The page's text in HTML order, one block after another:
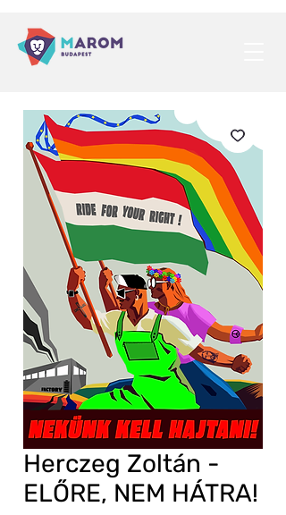
Herczeg Zoltán -
ELŐRE, NEM HÁTRA!